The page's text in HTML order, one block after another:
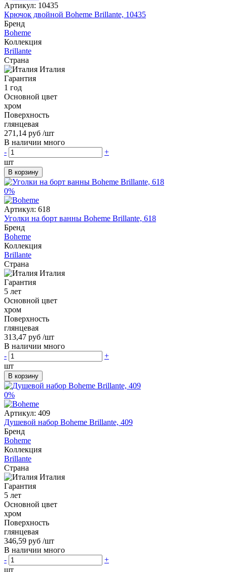
Артикул: 10435
Крючок двойной Boheme Brillante, 10435
Бренд
Boheme
Коллекция
Brillante
Страна
Италия
Гарантия
1 год
Основной цвет
хром
Поверхность
глянцевая
271,14 руб /шт
В наличии много
-
+
шт
В корзину
0%
Артикул: 618
Уголки на борт ванны Boheme Brillante, 618
Бренд
Boheme
Коллекция
Brillante
Страна
Италия
Гарантия
5 лет
Основной цвет
хром
Поверхность
глянцевая
313,47 руб /шт
В наличии много
-
+
шт
В корзину
0%
Артикул: 409
Душевой набор Boheme Brillante, 409
Бренд
Boheme
Коллекция
Brillante
Страна
Италия
Гарантия
5 лет
Основной цвет
хром
Поверхность
глянцевая
346,59 руб /шт
В наличии много
-
+
шт